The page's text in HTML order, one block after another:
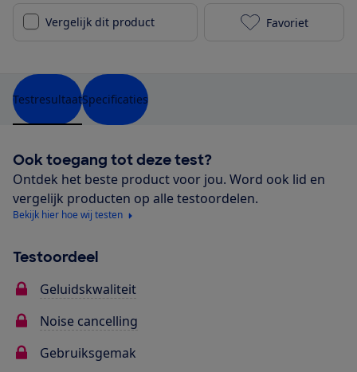
Vergelijk dit product JBL Tune
Favoriet
TestresultaatSpecificaties
Ook toegang tot deze test?
Ontdek het beste product voor jou. Word ook lid en
vergelijk producten op alle testoordelen.
Bekijk hier hoe wij testen
Testoordeel
Geluidskwaliteit
Noise cancelling
Gebruiksgemak